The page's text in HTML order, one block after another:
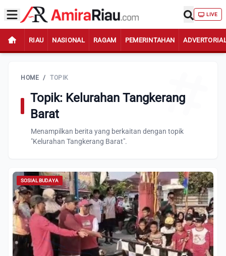
LIVE
RIAU NASIONAL RAGAM PEMERINTAHAN
HOME / TOPIK
Topik: Kelurahan Tangkerang
Barat
Menampilkan berita yang berkaitan dengan topik
"Kelurahan Tangkerang Barat".
SOSIAL BUDAYA